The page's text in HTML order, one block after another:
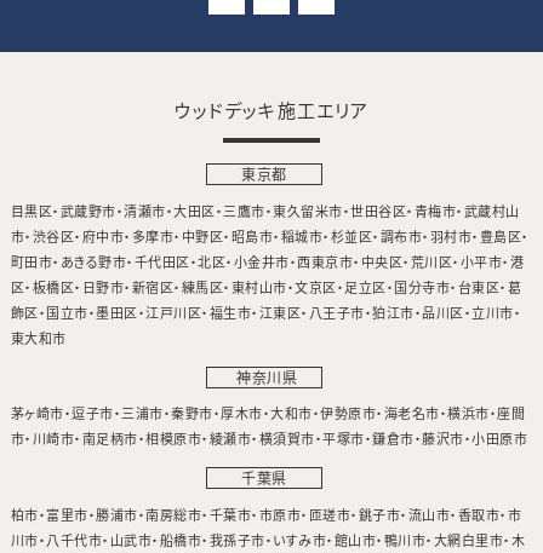
ウッドデッキ施工エリア
東京都
目黒区 武蔵野市 清瀬市 大田区 三鷹市 東久留米市 世田谷区 青梅市 武蔵村山
市 渋谷区 府中市 多摩市 中野区 昭島市 稲城市 杉並区 調布市 羽村市 豊島区
町田市 あきる野市 千代田区 北区 小金井市 西東京市 中央区 荒川区 小平市 港
区 板橋区 日野市 新宿区 練馬区 東村山市 文京区 足立区 国分寺市 台東区 葛
飾区 国立市 墨田区 江戸川区 福生市 江東区 八王子市 狛江市 品川区 立川市
東大和市
神奈川県
茅ヶ崎市 逗子市 三浦市 秦野市 厚木市 大和市 伊勢原市 海老名市 横浜市 座間
市 川崎市 南足柄市 相模原市 綾瀬市 横須賀市 平塚市 鎌倉市 藤沢市 小田原市
千葉県
柏市 富里市 勝浦市 南房総市 千葉市 市原市 匝瑳市 銚子市 流山市 香取市 市
川市 八千代市 山武市 船橋市 我孫子市 いすみ市 館山市 鴨川市 大網白里市 木